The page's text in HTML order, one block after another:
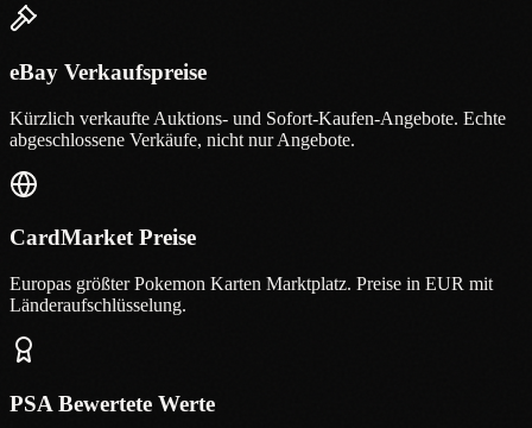
eBay Verkaufspreise
Kürzlich verkaufte Auktions- und Sofort-Kaufen-Angebote. Echte
abgeschlossene Verkäufe, nicht nur Angebote.
CardMarket Preise
Europas größter Pokemon Karten Marktplatz. Preise in EUR mit
Länderaufschlüsselung.
PSA Bewertete Werte